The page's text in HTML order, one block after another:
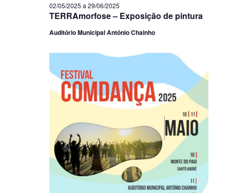
TERRAmorfose – Exposição de pintura
02/05/2025 a 29/06/2025
Auditório Municipal António Chainho